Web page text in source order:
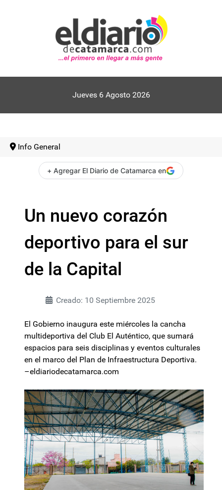
Jueves 6 Agosto 2026
Info General
+ Agregar El Diario de Catamarca en
Un nuevo corazón
deportivo para el sur
de la Capital
Creado: 10 Septiembre 2025
El Gobierno inaugura este miércoles la cancha
multideportiva del Club El Auténtico, que sumará
espacios para seis disciplinas y eventos culturales
en el marco del Plan de Infraestructura Deportiva.
–eldiariodecatamarca.com